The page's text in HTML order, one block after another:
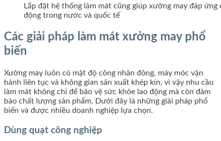
Lắp đặt hệ thống làm mát cũng giúp xưởng may đáp
động trong nước và quốc tế
Các giải pháp làm mát xưởng may phổ
biến
Xưởng may luôn có mật độ công nhân đông, máy móc vận
hành liên tục và không gian sản xuất khép kín, vì vậy nhu cầu
làm mát không chỉ để bảo vệ sức khỏe lao động mà còn đảm
bảo chất lượng sản phẩm. Dưới đây là những giải pháp phổ
biến và được nhiều doanh nghiệp lựa chọn.
Dùng quạt công nghiệp